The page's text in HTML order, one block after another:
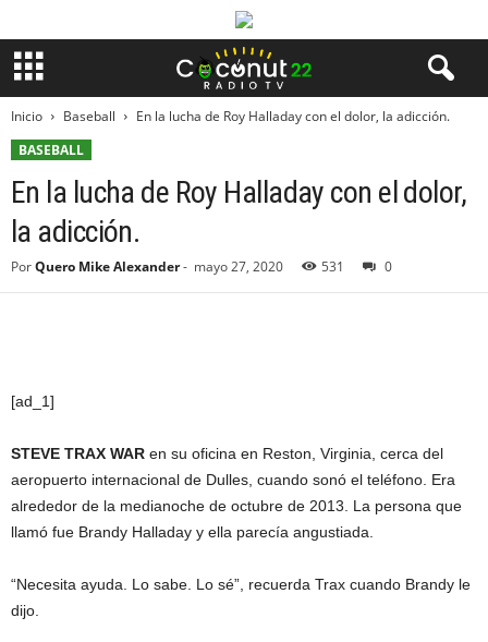
Inicio Baseball
En la lucha de Roy Halladay con el dolor, la adicción.
BASEBALL
En la lucha de Roy Halladay con el dolor,
la adicción.
PorQuero Mike Alexander- mayo 27, 2020 531 0
[ad_1]
STEVE TRAX WAR en su oficina en Reston, Virginia, cerca del
aeropuerto internacional de Dulles, cuando sonó el teléfono. Era
alrededor de la medianoche de octubre de 2013. La persona que
llamó fue Brandy Halladay y ella parecía angustiada.
“Necesita ayuda. Lo sabe. Lo sé”, recuerda Trax cuando Brandy le
dijo.